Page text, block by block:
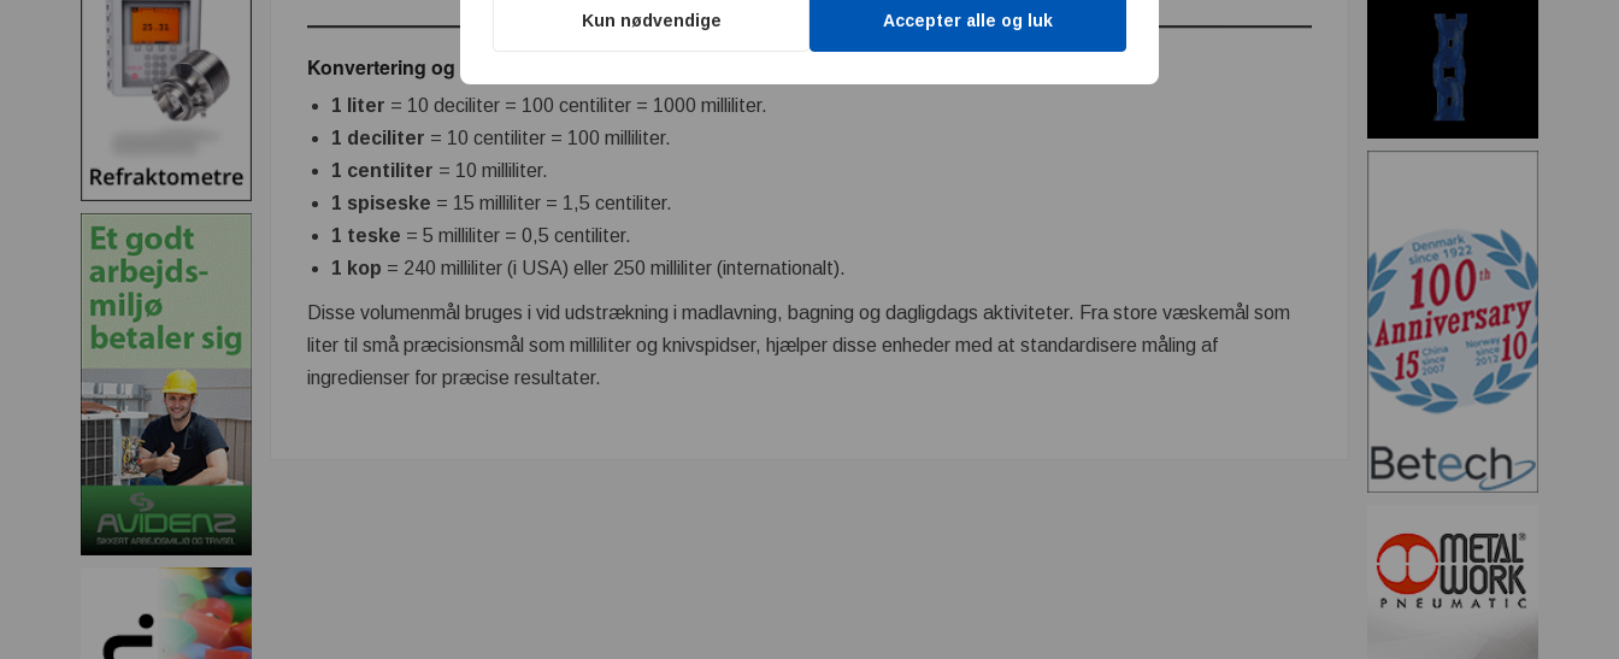
Konvertering og relationer mellem enhederne:
1 liter = 10 deciliter = 100 centiliter = 1000 milliliter.
1 deciliter = 10 centiliter = 100 milliliter.
1 centiliter = 10 milliliter.
1 spiseske = 15 milliliter = 1,5 centiliter.
1 teske = 5 milliliter = 0,5 centiliter.
1 kop = 240 milliliter (i USA) eller 250 milliliter (internationalt).
Disse volumenmål bruges i vid udstrækning i madlavning, bagning og dagligdags aktiviteter. Fra store væskemål som
liter til små præcisionsmål som milliliter og knivspidser, hjælper disse enheder med at standardisere måling af
ingredienser for præcise resultater.
Kun nødvendige Accepter alle og luk